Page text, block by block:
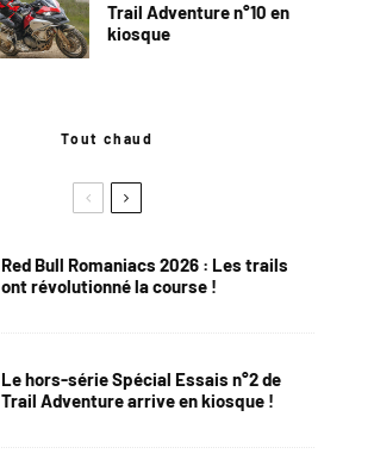
Trail Adventure n°10 en
kiosque
Tout chaud
Red Bull Romaniacs 2026 : Les trails
ont révolutionné la course !
Le hors-série Spécial Essais n°2 de
Trail Adventure arrive en kiosque !